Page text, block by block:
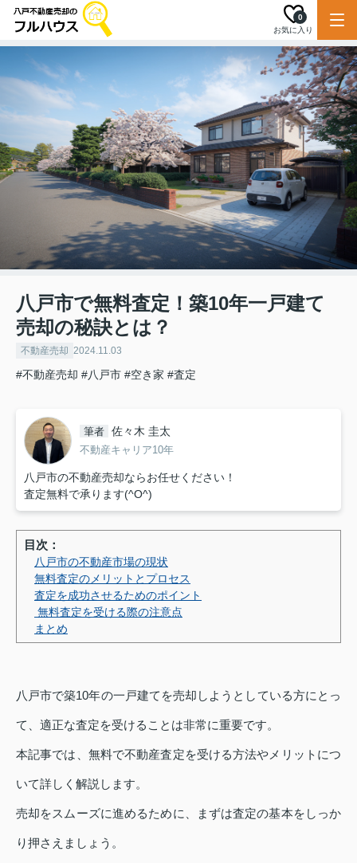
お気に入り
0
八戸市で無料査定！築10年一戸建て
売却の秘訣とは？
不動産売却 2024.11.03
#不動産売却 #八戸市 #空き家 #査定
筆者 佐々木 圭太
不動産キャリア10年
八戸市の不動産売却ならお任せください！
査定無料で承ります(^O^)
目次：
八戸市の不動産市場の現状
無料査定のメリットとプロセス
査定を成功させるためのポイント
無料査定を受ける際の注意点
まとめ
八戸市で築10年の一戸建てを売却しようとしている方にとっ
て、適正な査定を受けることは非常に重要です。
本記事では、無料で不動産査定を受ける方法やメリットにつ
いて詳しく解説します。
売却をスムーズに進めるために、まずは査定の基本をしっか
り押さえましょう。